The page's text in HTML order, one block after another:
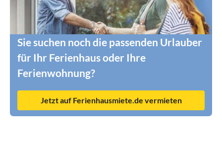
Sie suchen noch die passenden Urlauber
für Ihr Ferienhaus oder Ihre
Ferienwohnung?
Jetzt auf Ferienhausmiete.de vermieten